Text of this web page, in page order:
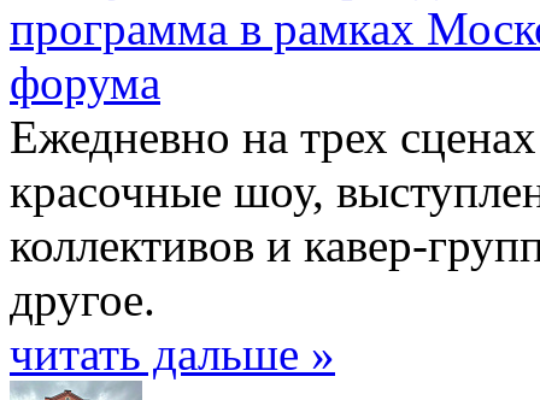
программа в рамках
форума
Ежедневно на трех
красочные шоу,
коллективов и кавер-
другое.
читать дальше »